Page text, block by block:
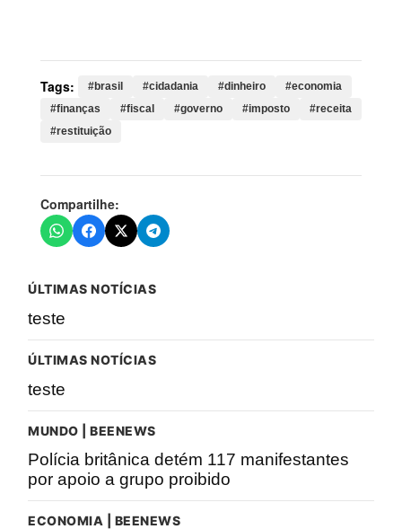
Tags: #brasil #cidadania #dinheiro
#economia
#finanças
#fiscal #governo #imposto
#receita
#restituição
Compartilhe:
ÚLTIMAS NOTÍCIAS
teste
ÚLTIMAS NOTÍCIAS
teste
MUNDO | BEENEWS
Polícia britânica detém 117 manifestantes
por apoio a grupo proibido
ECONOMIA | BEENEWS